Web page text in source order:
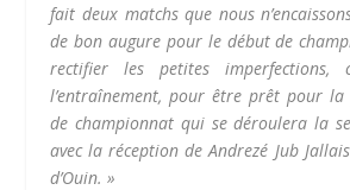
fait deux matchs que nous
de bon augure pour le début de
rectifier les petites imperfections,
l’entraînement, pour être prêt pour
de championnat qui se déroulera la
avec la réception de Andrezé Jub
d’Ouin. »